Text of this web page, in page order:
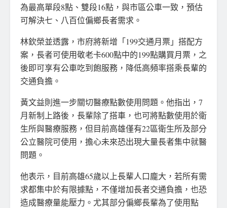
為最高單段8點、雙段16點，與市區公車一致，預估
可解決七、八百位偏鄉長者需求。
林欽榮並透露，市府將新增「199交通月票」搭配方
案，長者可使用敬老卡600點中的199點購買月票，之
後即可享有公車吃到飽服務，降低高頻率搭乘長輩的
交通負擔。
黃文益則進一步關切醫療點數使用問題。他指出，7
月新制上路後，長輩除了搭車，也可將點數使用於衛
生所與醫療服務，但目前高雄僅有22區衛生所及部分
公立醫院可使用，擔心未來恐出現大量長者集中就醫
問題。
他表示，目前高雄65歲以上長輩人口龐大，若所有需
求都集中於有限據點，不僅增加長者交通負擔，也恐
造成醫療量能壓力。尤其部分偏鄉長輩為了使用點